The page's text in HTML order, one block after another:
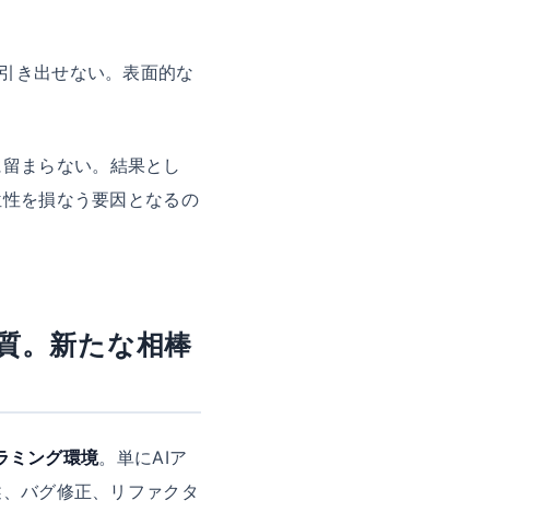
き出せない。表面的な
まらない。結果とし
を損なう要因となるの
。新たな相棒
ミング環境。単にAIア
バグ修正、リファクタ